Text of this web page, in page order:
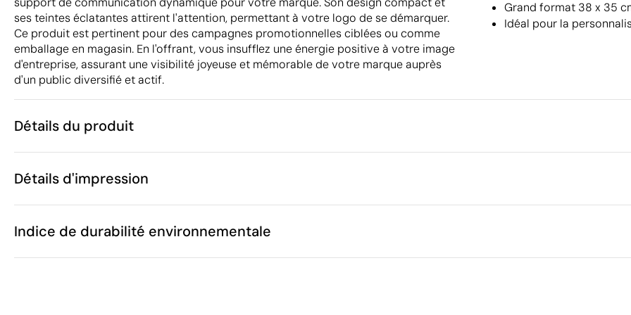
ses teintes éclatantes attirent l'attention, permettant à votre logo de se démarquer.
Ce produit est pertinent pour des campagnes promotionnelles ciblées ou comme
emballage en magasin. En l'offrant, vous insufflez une énergie positive à votre image
d'entreprise, assurant une visibilité joyeuse et mémorable de votre marque auprès
d'un public diversifié et actif.
Grand format 38 x 35
Idéal pour la
Détails du produit
Caractéristiques
Code du produit
Poids
25 g
Matière
Non-tissé
Emballage
Dimensions de la boîte
Détails d'impression
Indice de durabilité environnementale